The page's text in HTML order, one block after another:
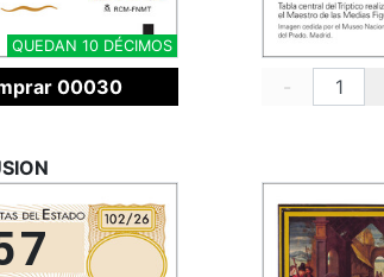
QUEDAN 10 DÉCIMOS
00030 -